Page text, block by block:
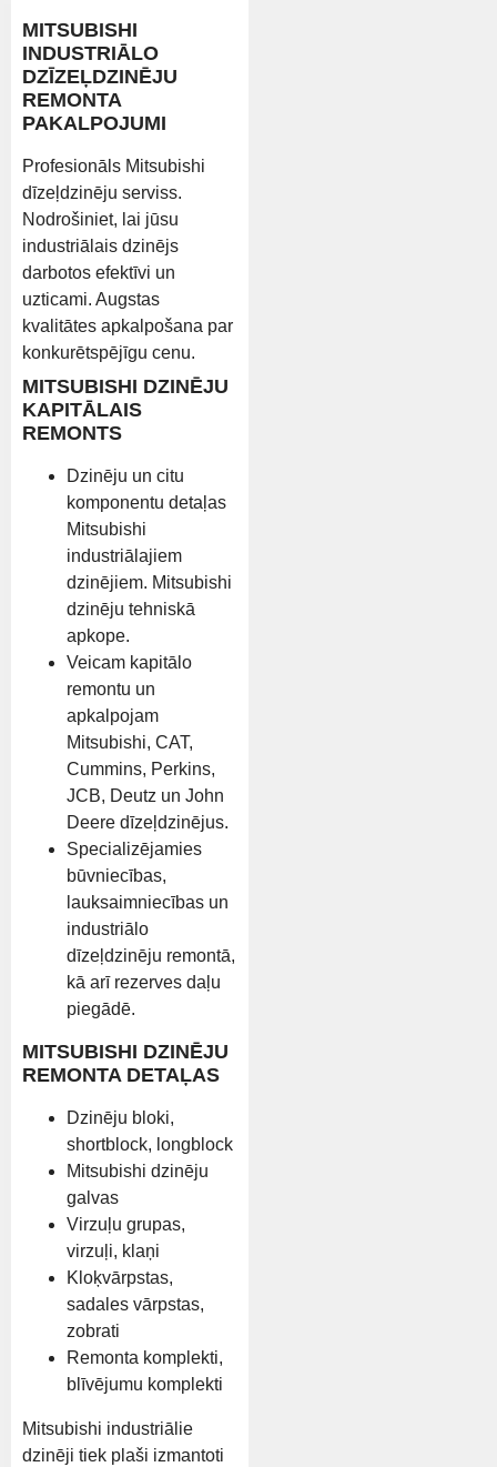
MITSUBISHI
INDUSTRIĀLO
DZĪZEĻDZINĒJU
REMONTA
PAKALPOJUMI
Profesionāls Mitsubishi
dīzeļdzinēju serviss.
Nodrošiniet, lai jūsu
industriālais dzinējs
darbotos efektīvi un
uzticami. Augstas
kvalitātes apkalpošana par
konkurētspējīgu cenu.
MITSUBISHI DZINĒJU
KAPITĀLAIS
REMONTS
Dzinēju un citu
komponentu detaļas
Mitsubishi
industriālajiem
dzinējiem. Mitsubishi
dzinēju tehniskā
apkope.
Veicam kapitālo
remontu un
apkalpojam
Mitsubishi, CAT,
Cummins, Perkins,
JCB, Deutz un John
Deere dīzeļdzinējus.
Specializējamies
būvniecības,
lauksaimniecības un
industriālo
dīzeļdzinēju remontā,
kā arī rezerves daļu
piegādē.
MITSUBISHI DZINĒJU
REMONTA DETAĻAS
Dzinēju bloki,
shortblock, longblock
Mitsubishi dzinēju
galvas
Virzuļu grupas,
virzuļi, klaņi
Kloķvārpstas,
sadales vārpstas,
zobrati
Remonta komplekti,
blīvējumu komplekti
Mitsubishi industriālie
dzinēji tiek plaši izmantoti